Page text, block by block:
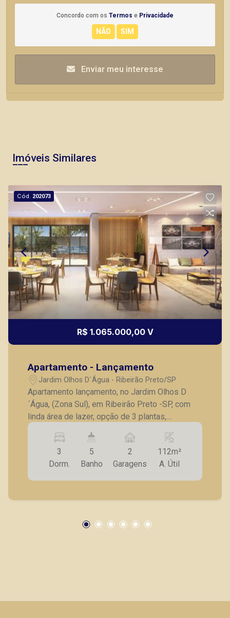
Concordo com os Termos e Privacidade
Enviar meu interesse
Imóveis Similares
Cód. 202073
R$ 1.065.000,00 V
Apartamento - Lançamento
Jardim Olhos D´Água - Ribeirão Preto/SP
Apartamento lançamento, no Jardim Olhos D
´Água, (Zona Sul), em Ribeirão Preto -SP, com
linda área de lazer, opção de 3 plantas,
contendo: - 3 suítes; - Sala 2 ambientes; -
Lavabo; - Cozinha; - Lavanderia; - Varanda
gourmet; - Laje técnica; - 2 vagas de garagem. -
Fotos do decorado. * Entrega prevista para
Fevereiro de 2024. * Consultar valores
3
Dorm.
5
Banho
2
Garagens
112m²
A. Útil